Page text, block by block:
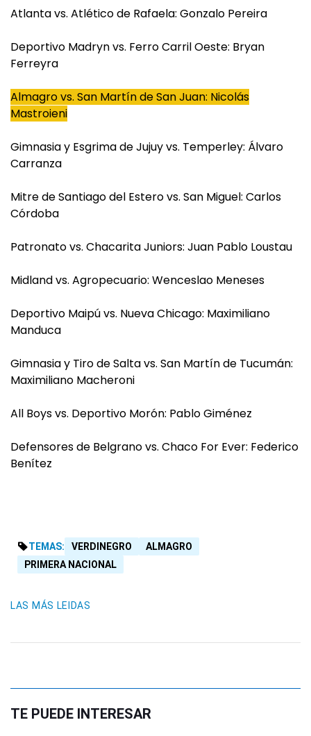
Atlanta vs. Atlético de Rafaela: Gonzalo Pereira
Deportivo Madryn vs. Ferro Carril Oeste: Bryan
Ferreyra
Almagro vs. San Martín de San Juan: Nicolás
Mastroieni
Gimnasia y Esgrima de Jujuy vs. Temperley: Álvaro
Carranza
Mitre de Santiago del Estero vs. San Miguel: Carlos
Córdoba
Patronato vs. Chacarita Juniors: Juan Pablo Loustau
Midland vs. Agropecuario: Wenceslao Meneses
Deportivo Maipú vs. Nueva Chicago: Maximiliano
Manduca
Gimnasia y Tiro de Salta vs. San Martín de Tucumán:
Maximiliano Macheroni
All Boys vs. Deportivo Morón: Pablo Giménez
Defensores de Belgrano vs. Chaco For Ever: Federico
Benítez
TEMAS: VERDINEGRO
ALMAGRO
PRIMERA NACIONAL
LAS MÁS LEIDAS
TE PUEDE INTERESAR